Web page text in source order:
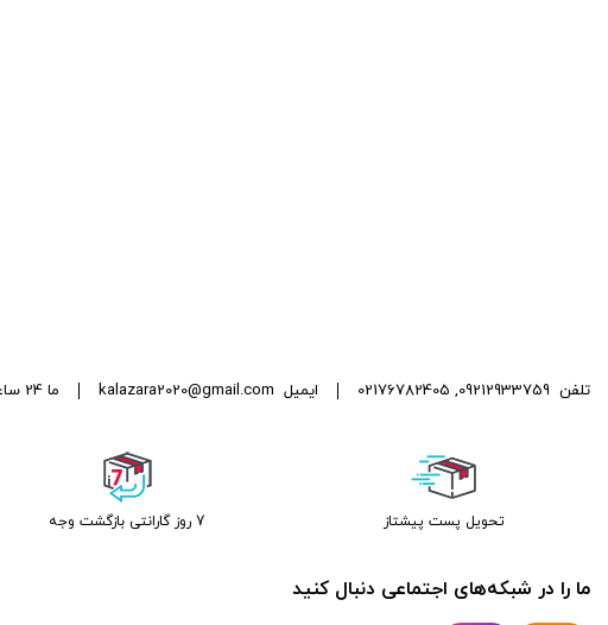
تلفن 09212933759
,
02176782405 ایمیل kalazara2020@gmail.com ما 24 ساعته 7 روز هفته پاسخگوی شما هستیم.
تحویل پست پیشتاز 7 روز گارانتی بازگشت وجه
ما را در شبکه‌های اجتماعی دنبال کنید